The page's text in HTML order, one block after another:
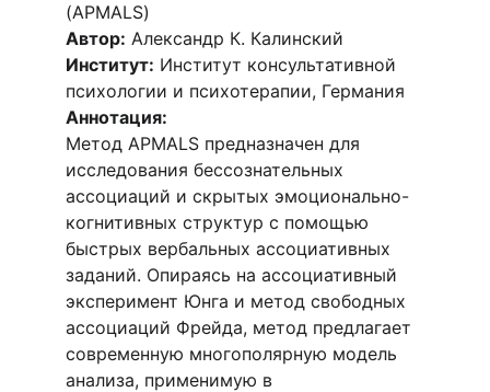
(APMALS)
Автор: Александр К. Калинский
Институт: Институт консультативной
психологии и психотерапии, Германия
Аннотация:
Метод APMALS предназначен для
исследования бессознательных
ассоциаций и скрытых эмоционально-
когнитивных структур с помощью
быстрых вербальных ассоциативных
заданий. Опираясь на ассоциативный
эксперимент Юнга и метод свободных
ассоциаций Фрейда, метод предлагает
современную многополярную модель
анализа, применимую в